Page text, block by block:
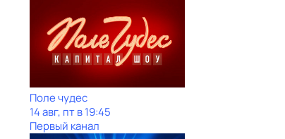
Поле чудес
14 авг, пт в 19:45
Первый канал